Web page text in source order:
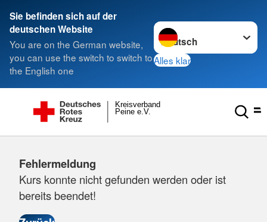
Sie befinden sich auf der
deutschen Website
You are on the German website,
you can use the switch to switch to
the English one
Sprache wechseln zu
Alles klar
Peine e.V.
Kreisverband
Fehlermeldung
Kurs konnte nicht gefunden werden oder ist
bereits beendet!